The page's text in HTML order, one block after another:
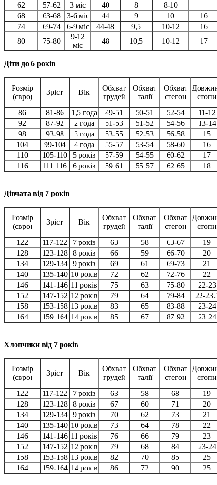
62
57-62 3 міс 40 8
8-10
68
63-68 3-6 міс 44 9 10
16
74
69-74 6-9 міс 44-48 9,5 10-12
16
80
75-80
9-12
міс
48 10,5 10-12 17
Діти до 6 років
Розмір
(євро)
Зріст Вік
Обхват
грудей
Обхват
талії
Обхват
стегон
стопи
86
81-86 1,5 года 49-51 50-51 52-54
11-12
92
87-92 2 года 51-53 51-52 54-56
13-14
98
93-98 3 года 53-55 52-53 56-58
15
104
99-104 4 года 55-57 53-54 58-60
16
110
105-110 5 років 57-59 54-55 60-62
17
116
111-116 6 років 59-61 55-57 62-65 18
Дівчата від 7 років
Розмір
(євро)
Зріст Вік
Обхват
грудей
Обхват
талії
Обхват
стегон
стопи
122
117-122 7 років 63 58 63-67
19
128
123-128 8 років 66 59 66-70
20
134
129-134 9 років 69 61 69-73
21
140
135-140 10 років 72 62 72-76
22
146
141-146 11 років 75 63 75-80
22-23
152
147-152 12 років 79 64 79-84
22-
158
153-158 13 років 83 65 83-88
23-24
164
159-164 14 років 85 67 87-92 23-24
Хлопчики від 7 років
Розмір
(євро)
Зріст Вік
Обхват
грудей
Обхват
талії
Обхват
стегон
стопи
122
117-122 7 років 63 58 68
19
128
123-128 8 років 67 60 71
20
134
129-134 9 років 70 62 73
21
140
135-140 10 років 73 64 78
22
146
141-146 11 років 76 66 79
23
152
147-152 12 років 79 68 84
23-24
158
153-158 13 років 82 70 85
25
164
159-164 14 років 86 72 90 25